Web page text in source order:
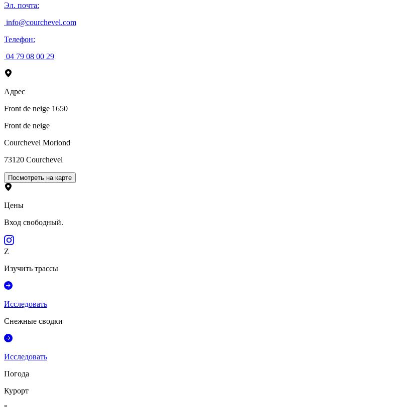
Эл. почта:
info@courchevel.com
Телефон:
04 79 08 00 29
Адрес
Front de neige 1650
Front de neige
Courchevel Moriond
73120 Courchevel
Посмотреть на карте
Цены
Вход свободный.
Z
Изучить трассы
Исследовать
Снежные сводки
Исследовать
Погода
Курорт
°